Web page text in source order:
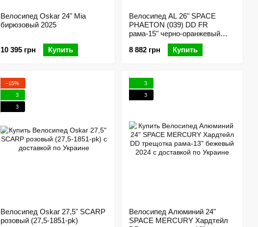
Велосипед Oskar 24" Mia
бирюзовый 2025
10 395 грн Купить
Велосипед AL 26" SPACE
PHAETON (039) DD FR
рама-15" черно-оранжевый
8 882 грн
Купить
−15%
3
3
Велосипед Oskar 27,5" SCARP
розовый (27,5-1851-pk)
3
3
Велосипед Алюминий 24"
SPACE MERCURY Хардтейл